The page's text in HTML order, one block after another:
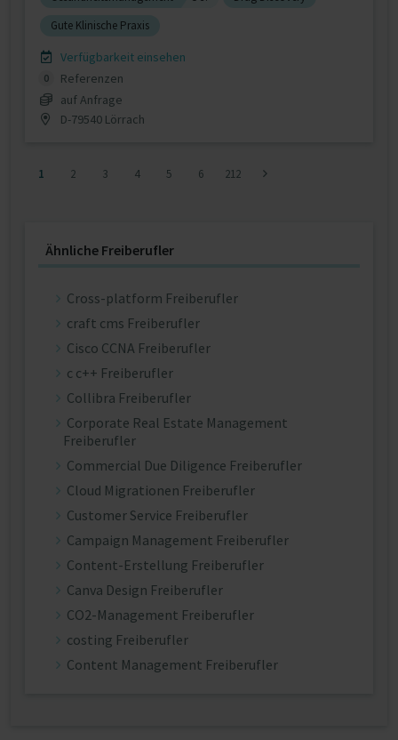
Gute Klinische Praxis
Verfügbarkeit einsehen
0
Referenzen
auf Anfrage
D-79540 Lörrach
1 2 3 4 5 6 212
Ähnliche Freiberufler
Cross-platform Freiberufler
craft cms Freiberufler
Cisco CCNA Freiberufler
c c++ Freiberufler
Collibra Freiberufler
Corporate Real Estate Management
Freiberufler
Commercial Due Diligence Freiberufler
Cloud Migrationen Freiberufler
Customer Service Freiberufler
Campaign Management Freiberufler
Content-Erstellung Freiberufler
Canva Design Freiberufler
CO2-Management Freiberufler
costing Freiberufler
Content Management Freiberufler